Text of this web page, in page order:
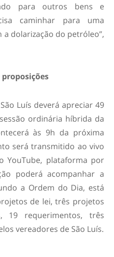
para outros bens e
caminhar para uma
dolarização do petróleo”,
Luís deverá apreciar 49
ordinária híbrida da
às 9h da próxima
será transmitido ao vivo
YouTube, plataforma por
poderá acompanhar a
a Ordem do Dia, está
de lei, três projetos
19 requerimentos, três
vereadores de São Luís.